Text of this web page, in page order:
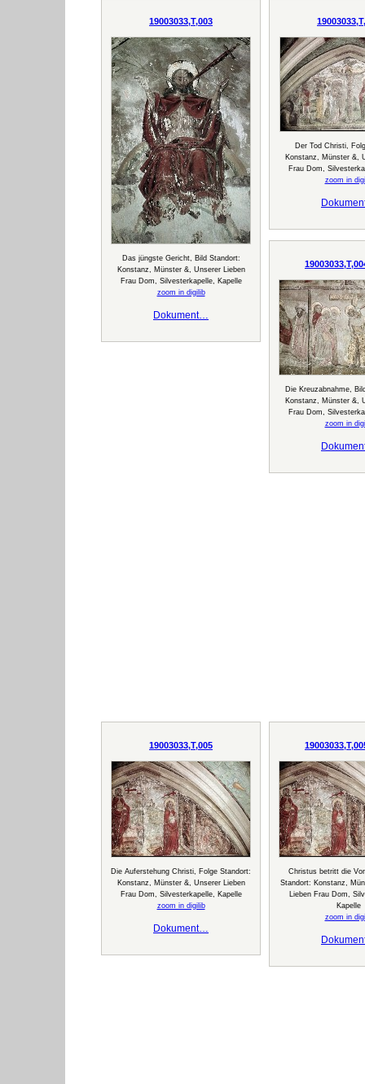
19003033,T,003
Das jüngste Gericht, Bild Standort:
Konstanz, Münster &, Unserer Lieben
Frau Dom, Silvesterkapelle, Kapelle
zoom in digilib
Dokument…
Der Tod Christi,
Konstanz, Münster &,
Frau Dom,
zoom in
Die Kreuzabnahme,
Konstanz, Münster &,
Frau Dom,
zoom in
19003033,T,005
Die Auferstehung Christi, Folge Standort:
Konstanz, Münster &, Unserer Lieben
Frau Dom, Silvesterkapelle, Kapelle
zoom in digilib
Dokument…
Christus betritt die
Standort: Konstanz,
Lieben Frau Dom,
Kapelle
zoom in